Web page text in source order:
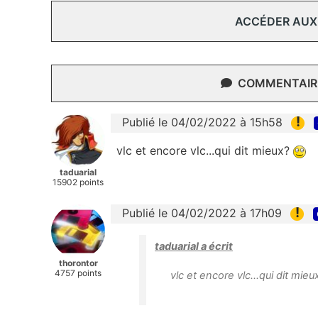
ACCÉDER
taduarial
15902 points
Publié le 04/02/2022 à 15h58 !
vlc et encore vlc...qui dit mieux?
thorontor
4757 points
Publié le 04/02/2022 à 17h09 !
taduarial a écrit
vlc et encore vlc...qui dit